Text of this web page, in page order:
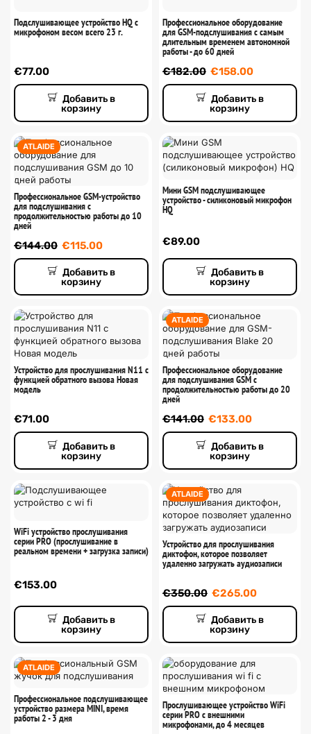
Подслушивающее устройство HQ с
микрофоном весом всего 23 г.
€77.00
Добавить в
корзину
Профессиональное оборудование
для GSM-подслушивания с самым
длительным временем автономной
работы - до 60 дней
€182.00 €158.00
Добавить в
корзину
ATLAIDE
Профессиональное GSM-устройство
для подслушивания с
продолжительностью работы до 10
дней
€144.00 €115.00
Добавить в
корзину
Мини GSM подслушивающее
устройство - силиконовый микрофон
HQ
€89.00
Добавить в
корзину
Устройство для прослушивания N11 с
функцией обратного вызова Новая
модель
€71.00
Добавить в
корзину
ATLAIDE
Профессиональное оборудование
для подслушивания GSM с
продолжительностью работы до 20
дней
€141.00 €133.00
Добавить в
корзину
WiFi устройство прослушивания
серии PRO (прослушивание в
реальном времени + загрузка записи)
€153.00
Добавить в
корзину
ATLAIDE
Устройство для прослушивания
диктофон, которое позволяет
удаленно загружать аудиозаписи
€350.00 €265.00
Добавить в
корзину
ATLAIDE
Профессиональное подслушивающее
устройство размера MINI, время
работы 2 - 3 дня
Прослушивающее устройство WiFi
серии PRO с внешними
микрофонами, до 4 месяцев